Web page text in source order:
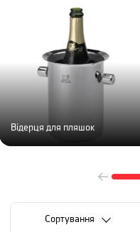
Відерця для пляшок
Сортування